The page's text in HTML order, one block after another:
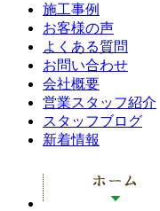
施工事例
お客様の声
よくある質問
お問い合わせ
会社概要
営業スタッフ紹介
スタッフブログ
新着情報